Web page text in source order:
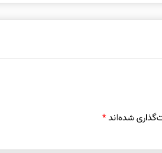
شده‌اند*